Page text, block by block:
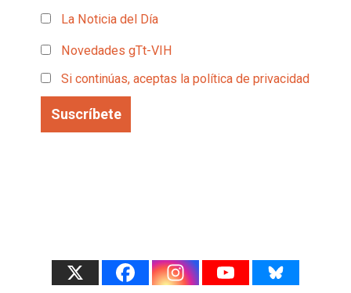
La Noticia del Día
Novedades gTt-VIH
Si continúas, aceptas la política de privacidad